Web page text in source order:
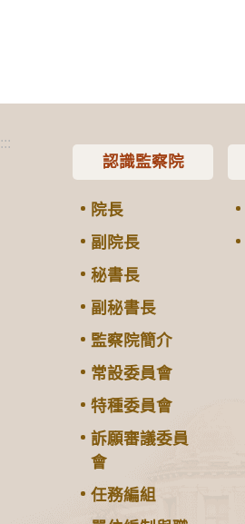
:::
認識監察院
院長
副院長
秘書長
副秘書長
監察院簡介
常設委員會
特種委員會
訴願審議委員
會
任務編組